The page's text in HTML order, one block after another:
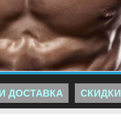
ДОСТАВКА СКИДКИ